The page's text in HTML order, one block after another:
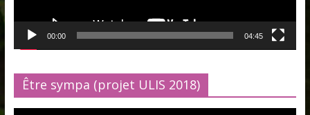
00:00 04:45
Être sympa (projet ULIS 2018)